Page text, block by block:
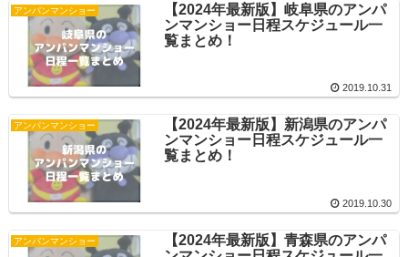
アンパンマンショー
【2024年最新版】岐阜県のアンパ
ンマンショー日程スケジュール一
覧まとめ！
2019.10.31
アンパンマンショー
【2024年最新版】新潟県のアンパ
ンマンショー日程スケジュール一
覧まとめ！
2019.10.30
アンパンマンショー
【2024年最新版】青森県のアンパ